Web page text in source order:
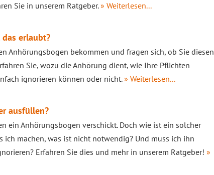
Sie in unserem Ratgeber.» Weiterlesen...
erlaubt?
Anhörungsbogen bekommen und fragen sich, ob Sie diesen
Sie, wozu die Anhörung dient, wie Ihre Pflichten
ignorieren können oder nicht.» Weiterlesen...
ausfüllen?
ein Anhörungsbogen verschickt. Doch wie ist ein solcher
machen, was ist nicht notwendig? Und muss ich ihn
Erfahren Sie dies und mehr in unserem Ratgeber! »